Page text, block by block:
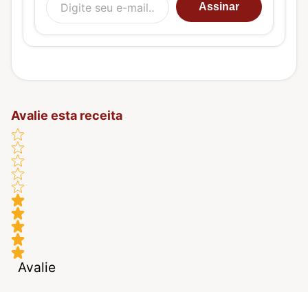
Assinar
Avalie esta receita
Avalie